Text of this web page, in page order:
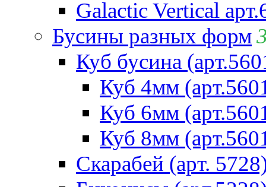
Galactic Vertical
Бусины разных форм
Куб бусина
Куб 4мм
Куб 6мм
Куб 8мм
Скарабей (арт.